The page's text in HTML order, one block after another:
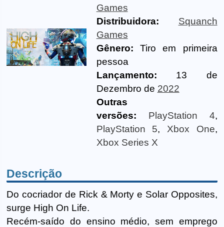
Games
Distribuidora:
Squanch
Games
Gênero:
Tiro em primeira
pessoa
Lançamento: 13 de
Dezembro de 2022
Outras
versões:
PlayStation 4,
PlayStation 5, Xbox One,
Xbox Series X
Descrição
Do cocriador de Rick & Morty e Solar Opposites,
surge High On Life.
Recém-saído do ensino médio, sem emprego